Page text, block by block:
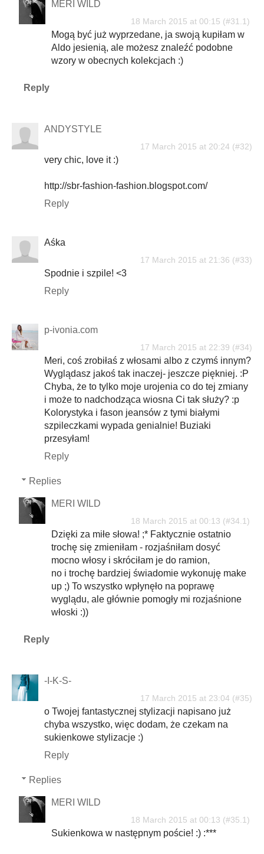
MERI WILD
18 March 2015 at 00:15
Mogą być już wyprzedane, ja swoją kupiłam w
Aldo jesienią, ale możesz znaleźć podobne
wzory w obecnych kolekcjach :)
Reply
ANDYSTYLE
17 March 2015 at 20:24
very chic, love it :)
http://sbr-fashion-fashion.blogspot.com/
Reply
Aśka
17 March 2015 at 21:36
Spodnie i szpile! <3
Reply
p-ivonia.com
17 March 2015 at 22:39
Meri, coś zrobiłaś z włosami albo z czymś innym?
Wyglądasz jakoś tak inaczej- jeszcze piękniej. :P
Chyba, że to tylko moje urojenia co do tej zmiany
i może to nadchodząca wiosna Ci tak służy? :p
Kolorystyka i fason jeansów z tymi białymi
szpileczkami wypada genialnie! Buziaki
przesyłam!
Reply
Replies
MERI WILD
18 March 2015 at 00:13
Dzięki za miłe słowa! ;* Faktycznie ostatnio
trochę się zmieniłam - rozjaśniłam dosyć
mocno włosy i skróciłam je do ramion,
no i trochę bardziej świadomie wykonuję make
up ;) To wszystko wpłynęło na poprawę
wyglądu, ale głównie pomogły mi rozjaśnione
włoski :))
Reply
-I-K-S-
17 March 2015 at 23:04
o Twojej fantastycznej stylizacji napisano już
chyba wszystko, więc dodam, że czekam na
sukienkowe stylizacje :)
Reply
Replies
MERI WILD
18 March 2015 at 00:13
Sukienkowa w następnym poście! :) :***